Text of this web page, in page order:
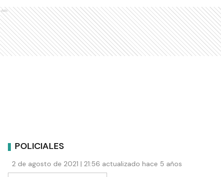
Ads
POLICIALES
2 de agosto de 2021 | 21:56 actualizado hace 5 años